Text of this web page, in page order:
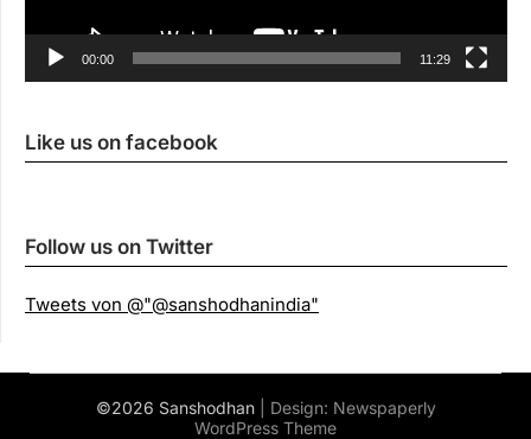
00:00 11:29
Like us on facebook
Follow us on Twitter
Tweets von @"@sanshodhanindia"
©2026 Sanshodhan | Design: Newspaperly
WordPress Theme